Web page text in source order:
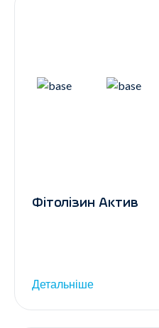
Фітолізин Актив
Детальніше